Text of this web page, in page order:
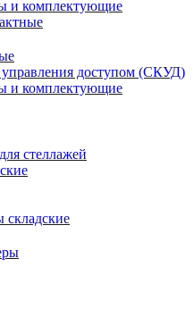
и комплектующие
доступом (СКУД)
и комплектующие
стеллажей